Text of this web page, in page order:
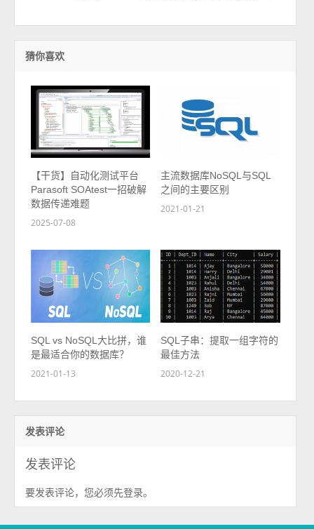
猜你喜欢
【干货】自动化测试平台
Parasoft SOAtest一招破解
数据传递难题
2025-07-08
主流数据库NoSQL与SQL
之间的主要区别
2021-01-21
SQL vs NoSQL大比拼，谁
是最适合你的数据库？
2021-01-13
SQL子串：提取一组字符的
最佳方法
2020-12-21
发表评论
发表评论
要发表评论，您必须先登录。